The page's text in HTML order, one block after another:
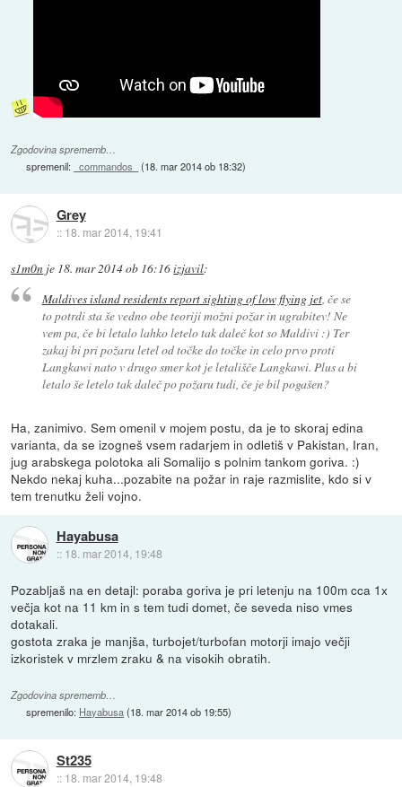
Zgodovina sprememb…
spremenil: _commandos_ (18. mar 2014 ob 18:32)
Grey
:: 18. mar 2014, 19:41
s1m0n je 18. mar 2014 ob 16:16izjavil:
Maldives island residents report sighting of low flying jet, če se
to potrdi sta še vedno obe teoriji možni požar in ugrabitev! Ne
vem pa, če bi letalo lahko letelo tak daleč kot so Maldivi :) Ter
zakaj bi pri požaru letel od točke do točke in celo prvo proti
Langkawi nato v drugo smer kot je letališče Langkawi. Plus a bi
letalo še letelo tak daleč po požaru tudi, če je bil pogašen?
Ha, zanimivo. Sem omenil v mojem postu, da je to skoraj edina
varianta, da se izogneš vsem radarjem in odletiš v Pakistan, Iran,
jug arabskega polotoka ali Somalijo s polnim tankom goriva. :)
Nekdo nekaj kuha...pozabite na požar in raje razmislite, kdo si v
tem trenutku želi vojno.
Hayabusa
:: 18. mar 2014, 19:48
Pozabljaš na en detajl: poraba goriva je pri letenju na 100m cca 1x
večja kot na 11 km in s tem tudi domet, če seveda niso vmes
dotakali.
gostota zraka je manjša, turbojet/turbofan motorji imajo večji
izkoristek v mrzlem zraku & na visokih obratih.
Zgodovina sprememb…
spremenilo: Hayabusa(18. mar 2014 ob 19:55)
St235
:: 18. mar 2014, 19:48